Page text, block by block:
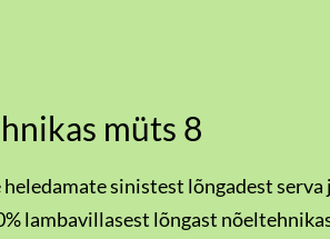
müts 8
sinistest lõngadest serva
lambavillasest lõngast